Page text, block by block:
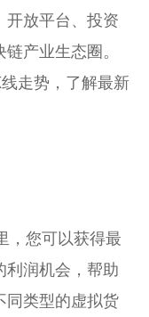
放平台、投资
产业生态圈。
走势，了解最新
，您可以获得最
利润机会，帮助
同类型的虚拟货